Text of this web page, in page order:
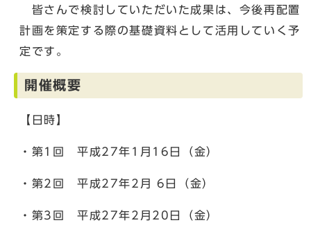
皆さんで検討していただいた成果は、今後再配置
計画を策定する際の基礎資料として活用していく予
定です。
開催概要
【日時】
・第1回 平成27年1月16日（金）
・第2回 平成27年2月 6日（金）
・第3回 平成27年2月20日（金）